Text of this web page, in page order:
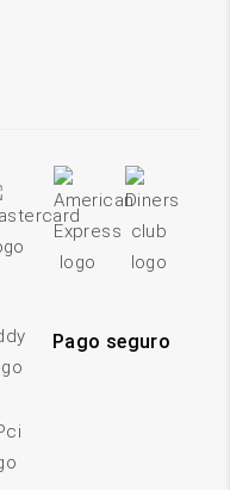
Pago seguro